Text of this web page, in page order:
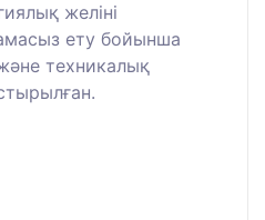
желіні
ету бойынша
техникалық